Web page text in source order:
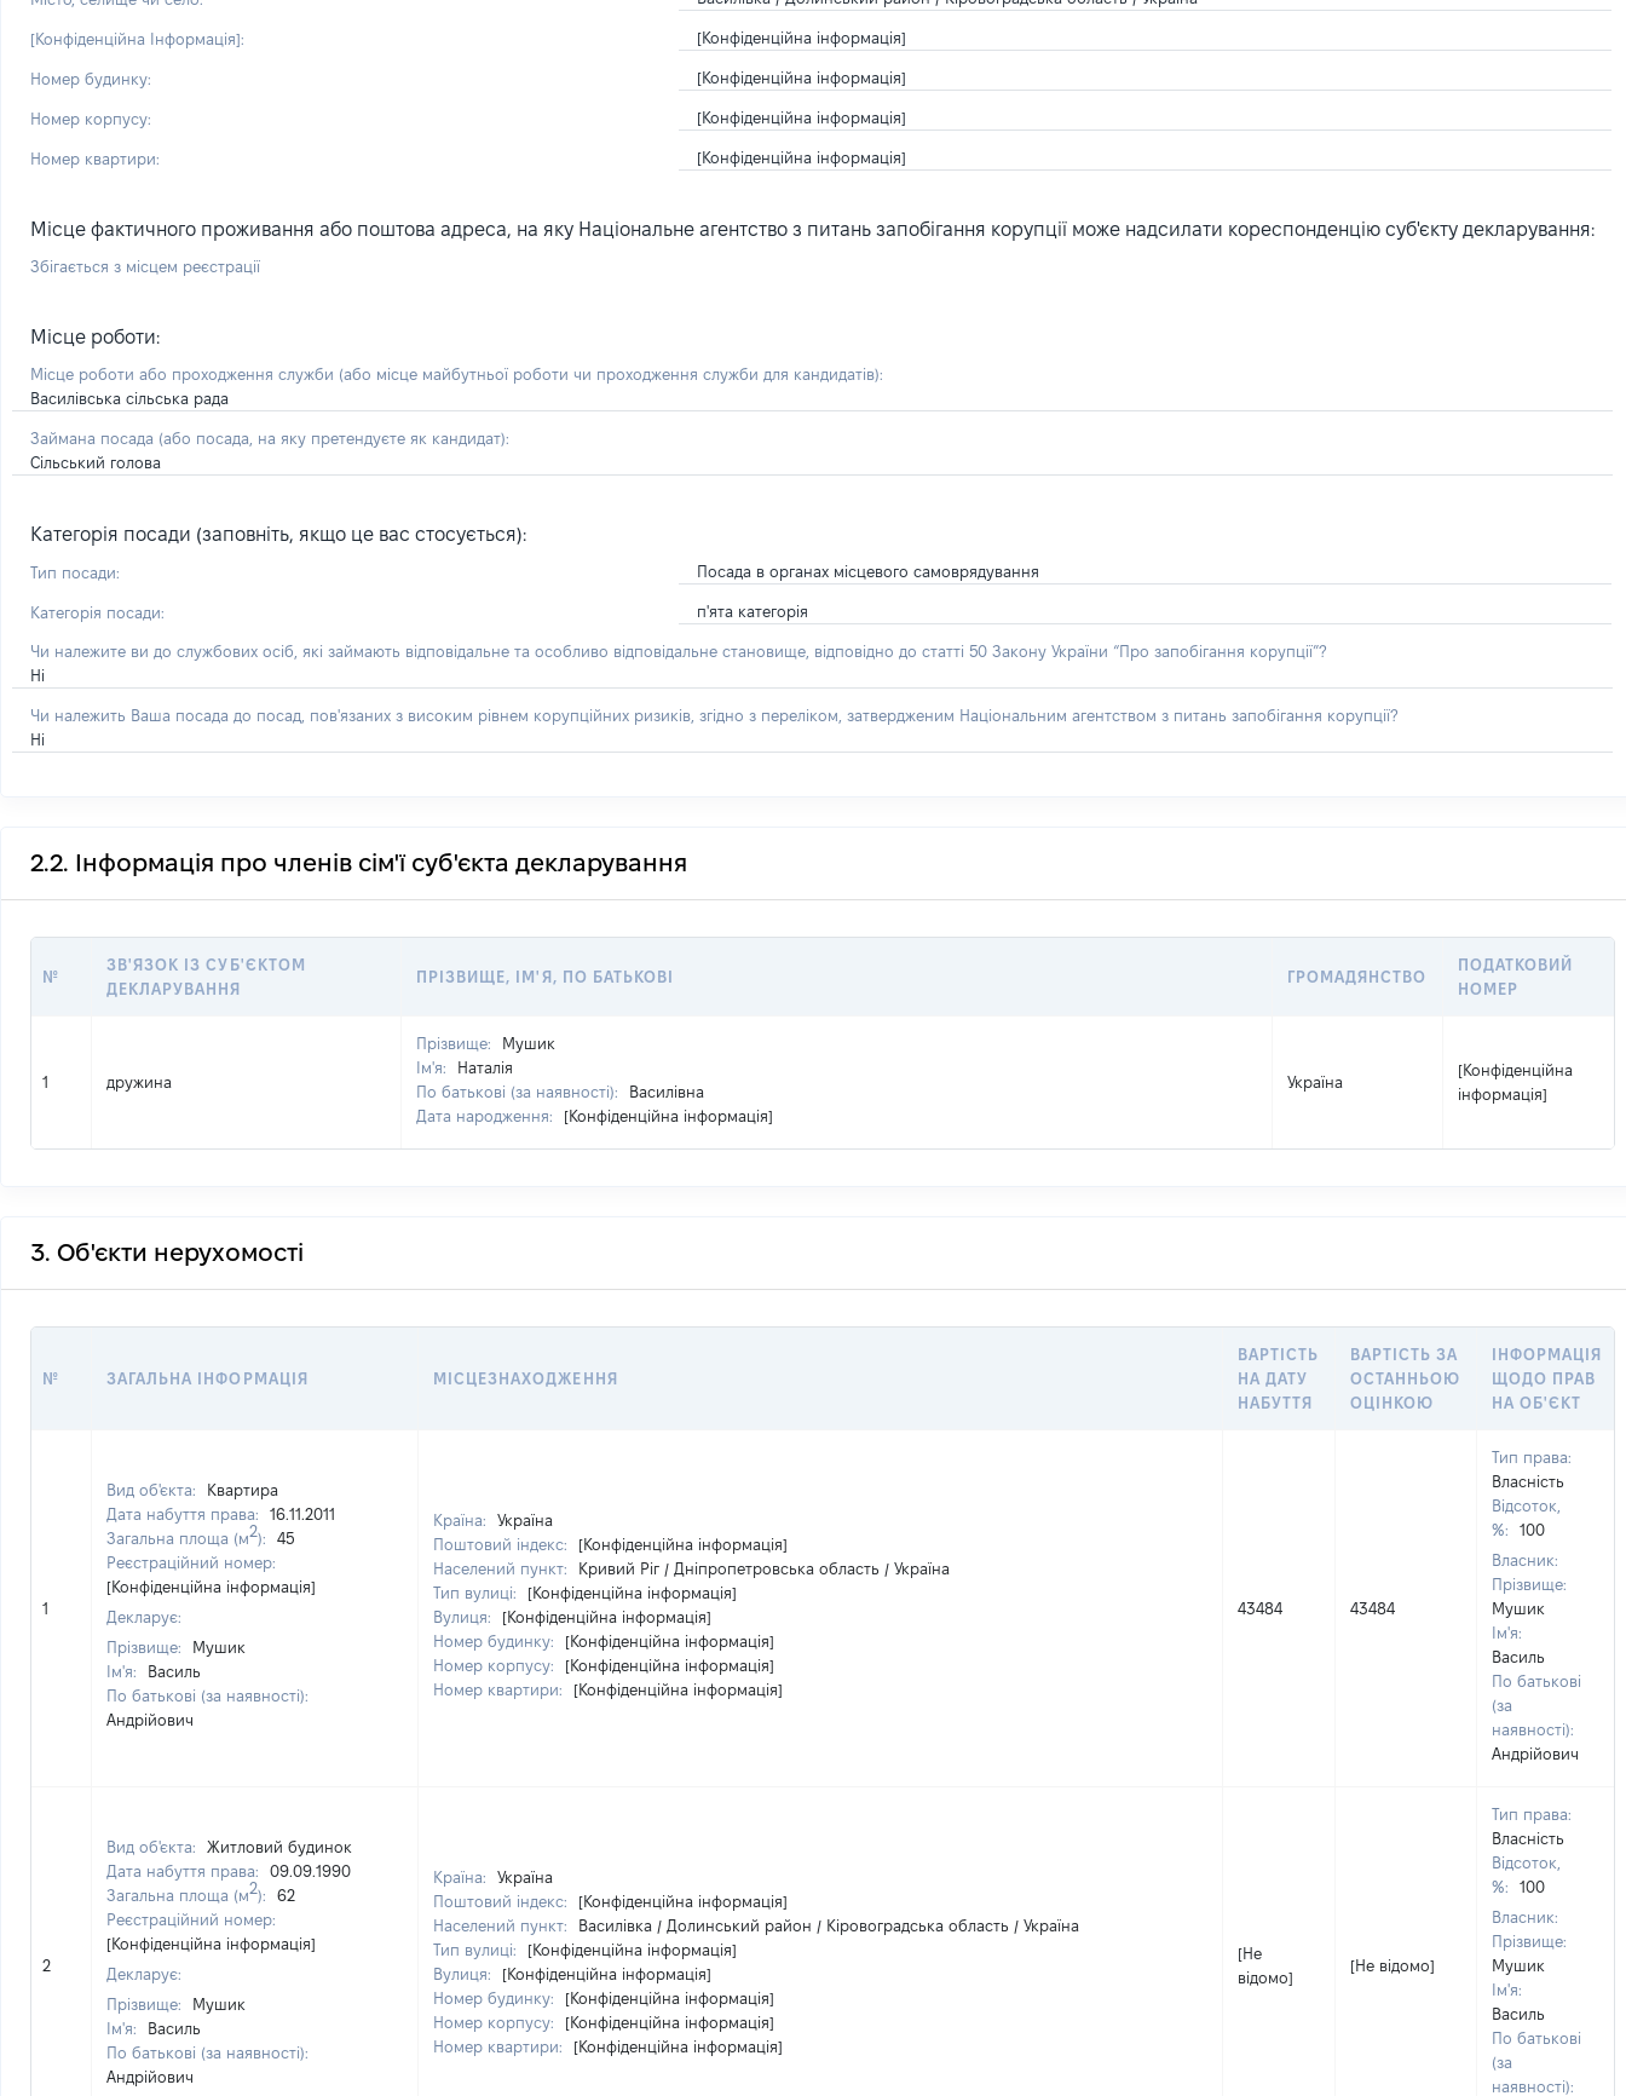
[Конфіденційна Інформація]: [Конфіденційна інформація]
Номер будинку: [Конфіденційна інформація]
Номер корпусу: [Конфіденційна інформація]
Номер квартири: [Конфіденційна інформація]
Місце фактичного проживання або поштова адреса, на яку Національне агентство з питань запобігання корупції може надсилати кореспонденцію суб'єкту декларування:
Збігається з місцем реєстрації
Місце роботи:
Місце роботи або проходження служби (або місце майбутньої роботи чи проходження служби для кандидатів):
Василівська сільська рада
Займана посада (або посада, на яку претендуєте як кандидат):
Сільський голова
Категорія посади (заповніть, якщо це вас стосується):
Тип посади: Посада в органах місцевого самоврядування
Категорія посади: п'ята категорія
Чи належите ви до службових осіб, які займають відповідальне та особливо відповідальне становище, відповідно до статті 50 Закону України “Про запобігання корупції”?
Ні
Чи належить Ваша посада до посад, пов'язаних з високим рівнем корупційних ризиків, згідно з переліком, затвердженим Національним агентством з питань запобігання корупції?
Ні
2.2. Інформація про членів сім'ї суб'єкта декларування
№
ЗВ'ЯЗОК ІЗ СУБ'ЄКТОМ
ДЕКЛАРУВАННЯ
ПРІЗВИЩЕ, ІМ'Я, ПО БАТЬКОВІ ГРОМАДЯНСТВО
ПОДАТКОВИЙ
НОМЕР
1 дружина
Прізвище:
Мушик
Ім'я:
Наталія
По батькові (за наявності):
Василівна
Дата народження:
[Конфіденційна інформація]
Україна
[Конфіденційна
інформація]
3. Об'єкти нерухомості
№ ЗАГАЛЬНА ІНФОРМАЦІЯ МІСЦЕЗНАХОДЖЕННЯ
ВАРТІСТЬ
НА ДАТУ
НАБУТТЯ
ВАРТІСТЬ ЗА
ОСТАННЬОЮ
ОЦІНКОЮ
ІНФОРМАЦІЯ
ЩОДО ПРАВ
НА ОБ'ЄКТ
1
Вид об'єкта:
Квартира
Дата набуття права:
16.11.2011
Загальна площа (м2):
45
Реєстраційний номер:
[Конфіденційна інформація]
Декларує:
Прізвище:
Мушик
Ім'я:
Василь
По батькові (за наявності):
Андрійович
Країна:
Україна
Поштовий індекс:
[Конфіденційна інформація]
Населений пункт:
Кривий Ріг / Дніпропетровська область / Україна
Тип вулиці:
[Конфіденційна інформація]
Вулиця:
[Конфіденційна інформація]
Номер будинку:
[Конфіденційна інформація]
Номер корпусу:
[Конфіденційна інформація]
Номер квартири:
[Конфіденційна інформація]
43484 43484
Тип права:
Власність
Відсоток,
%:
100
Власник:
Прізвище:
Мушик
Ім'я:
Василь
По батькові
(за
наявності):
Андрійович
2
Вид об'єкта:
Житловий будинок
Дата набуття права:
09.09.1990
Загальна площа (м2):
62
Реєстраційний номер:
[Конфіденційна інформація]
Декларує:
Прізвище:
Мушик
Ім'я:
Василь
По батькові (за наявності):
Андрійович
Країна:
Україна
Поштовий індекс:
[Конфіденційна інформація]
Населений пункт:
Василівка / Долинський район / Кіровоградська область / Україна
Тип вулиці:
[Конфіденційна інформація]
Вулиця:
[Конфіденційна інформація]
Номер будинку:
[Конфіденційна інформація]
Номер корпусу:
[Конфіденційна інформація]
Номер квартири:
[Конфіденційна інформація]
[Не
відомо]
[Не відомо]
Тип права:
Власність
Відсоток,
%:
100
Власник:
Прізвище:
Мушик
Ім'я:
Василь
По батькові
(за
наявності):